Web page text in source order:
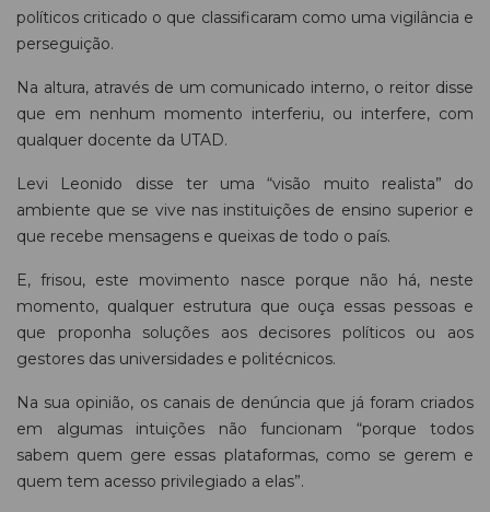
políticos criticado o que classificaram como uma vigilância e
perseguição.
Na altura, através de um comunicado interno, o reitor disse
que em nenhum momento interferiu, ou interfere, com
qualquer docente da UTAD.
Levi Leonido disse ter uma “visão muito realista” do
ambiente que se vive nas instituições de ensino superior e
que recebe mensagens e queixas de todo o país.
E, frisou, este movimento nasce porque não há, neste
momento, qualquer estrutura que ouça essas pessoas e
que proponha soluções aos decisores políticos ou aos
gestores das universidades e politécnicos.
Na sua opinião, os canais de denúncia que já foram criados
em algumas intuições não funcionam “porque todos
sabem quem gere essas plataformas, como se gerem e
quem tem acesso privilegiado a elas”.